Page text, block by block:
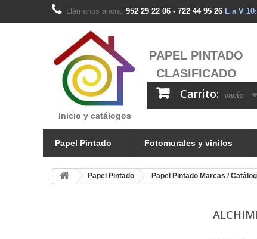
Llámanos ahora: 952 29 22 06 - 722 44 95 26 L a V
Inicio y catálogos
PAPEL PINTADO
CLASIFICADO
Carrito: vacío
Papel Pintado Fotomurales y vinilos
Papel Pintado Papel Pintado Marcas /